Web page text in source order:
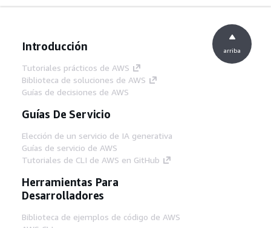
Introducción
Tutoriales prácticos de AWS
Biblioteca de soluciones de AWS
Guías de decisiones de AWS
Guías De Servicio
Elección de un servicio de IA generativa
Guías de servicio de AWS
Tutoriales de CLI de AWS en GitHub
Herramientas Para
Desarrolladores
Biblioteca de ejemplos de código de AWS
arriba